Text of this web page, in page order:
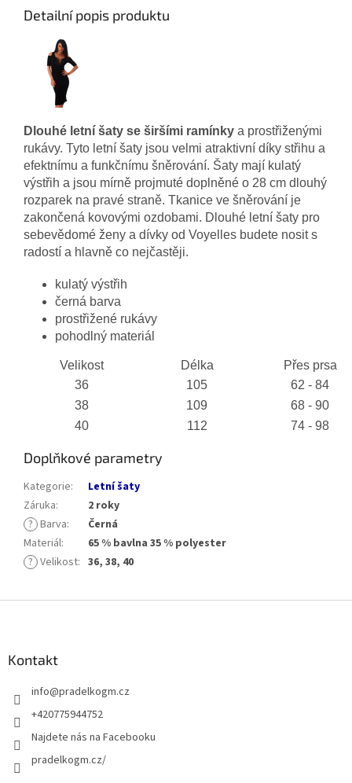
Detailní popis produktu
Dlouhé letní šaty se širšími ramínky a prostřiženými
rukávy. Tyto letní šaty jsou velmi atraktivní díky střihu a
efektnímu a funkčnímu šněrování. Šaty mají kulatý
výstřih a jsou mírně projmuté doplněné o 28 cm dlouhý
rozparek na pravé straně. Tkanice ve šněrování je
zakončená kovovými ozdobami. Dlouhé letní šaty pro
sebevědomé ženy a dívky od Voyelles budete nosit s
radostí a hlavně co nejčastěji.
kulatý výstřih
černá barva
prostřižené rukávy
pohodlný materiál
Velikost Délka
Přes prsa
36
105
62 - 84
38
109
68 - 90
40
112 74 - 98
Doplňkové parametry
Kategorie:
Letní šaty
Záruka:
2 roky
? Barva:
Černá
Materiál:
65 % bavlna 35 % polyester
? Velikost: 36, 38, 40
Kontakt
info@pradelkogm.cz
+420775944752
Najdete nás na Facebooku
pradelkogm.cz/